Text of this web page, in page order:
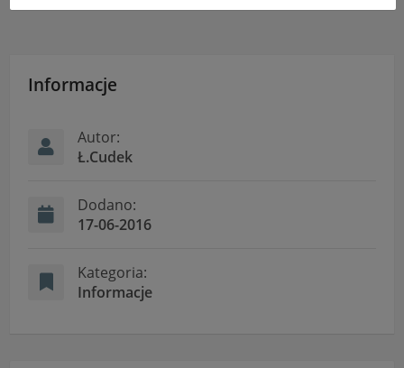
Informacje
Autor:
Ł.Cudek
Dodano:
17-06-2016
Kategoria:
Informacje
"Nasza szkoła" > "Bezpieczeństwo"